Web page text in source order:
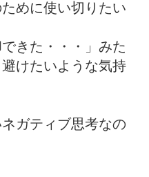
めに使い切りたい
きた・・・」みた
けたいような気持
ガティブ思考なの